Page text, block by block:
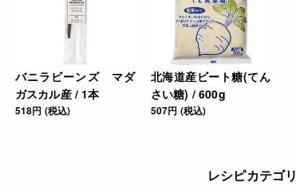
バニラビーンズ マダ
ガスカル産 / 1本
518円 (税込)
北海道産ビート糖(てん
さい糖) / 600g
507円 (税込)
レシピカテゴ